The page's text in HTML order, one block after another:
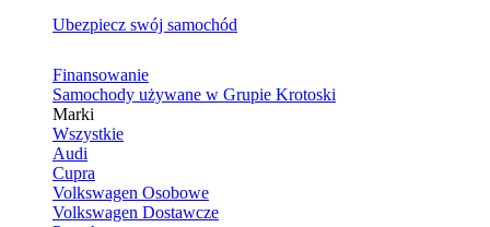
Ubezpiecz swój samochód
Finansowanie
Samochody używane w Grupie Krotoski
Marki
Wszystkie
Audi
Cupra
Volkswagen Osobowe
Volkswagen Dostawcze